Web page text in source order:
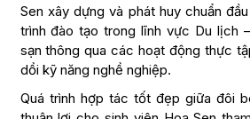
Sen xây dựng và phát huy chuẩn
trình đào tạo trong lĩnh vực Du lịch
sạn thông qua các hoạt động thực
dồi kỹ năng nghề nghiệp.
Quá trình hợp tác tốt đẹp giữa đôi